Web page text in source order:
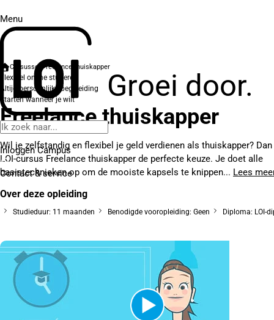
Menu
Groei door.
Inloggen Campus
Contact& service
Cursussen Freelance thuiskapper
Flexibel online studeren
Altijd persoonlijke begeleiding
Starten wanneer je wilt
Freelance thuiskapper
Wil je zelfstandig en flexibel je geld verdienen als thuiskapper?
LOI-cursus Freelance thuiskapper de perfecte keuze. Je doet alle
basistechnieken op om de mooiste kapsels te knippen... Lees
Over deze opleiding
Studieduur: 11 maanden Benodigde vooropleiding: Geen Diploma: LOI-